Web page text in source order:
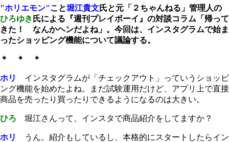
"ホリエモン"こと堀江貴文氏と元「２ちゃんねる」管理人の
ひろゆき 氏による『週刊プレイボーイ』の対談コラム「帰って
きた！ なんかヘンだよね」。今回は、インスタグラムで始ま
ったショッピング機能について議論する。
＊ ＊ ＊
ホリ
インスタグラムが「チェックアウト」っていうショッピ
ング機能を始めたよね。まだ試験運用だけど、アプリ上で直接
商品を売ったり買ったりできるようになるのは大きい。
ひろ 堀江さんって、インスタで商品紹介をしてますか？
ホリ
うん。紹介もしているし、本格的にスタートしたらイン